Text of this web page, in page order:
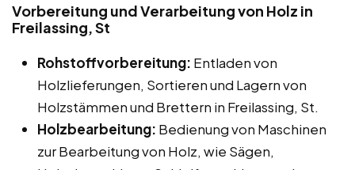
Vorbereitung und Verarbeitung von Holz in
Freilassing, St
Rohstoffvorbereitung: Entladen von
Holzlieferungen, Sortieren und Lagern von
Holzstämmen und Brettern in Freilassing, St.
Holzbearbeitung: Bedienung von Maschinen
zur Bearbeitung von Holz, wie Sägen,